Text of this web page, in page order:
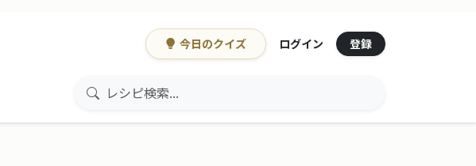
今日のクイズ ログイン 登録